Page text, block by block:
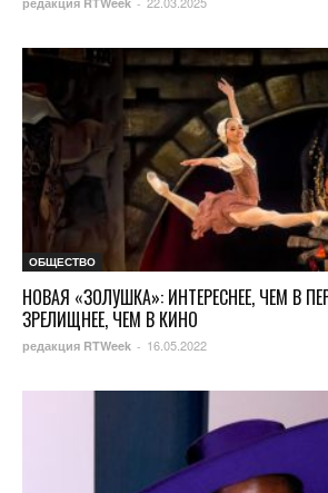
ОБЩЕСТВО
НОВАЯ «ЗОЛУШКА»: ИНТЕРЕСНЕЕ, ЧЕМ В
ЗРЕЛИЩНЕЕ, ЧЕМ В КИНО
редакция RTWeek - 16.05.2022